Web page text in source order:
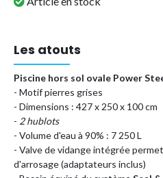
Les atouts
Piscine hors sol ovale Power
- Motif pierres grises
- Dimensions : 427 x 250 x 100 cm
- 2 hublots
- Volume d'eau à 90% : 7 250 L
- Valve de vidange intégrée
d'arrosage (adaptateurs inclus)